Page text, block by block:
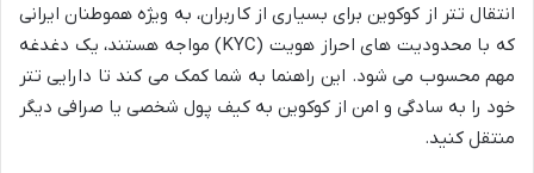
انتقال تتر از کوکوین برای بسیاری از کاربران، به ویژه هموطنان ایرانی
که با محدودیت های احراز هویت (KYC) مواجه هستند، یک دغدغه
مهم محسوب می شود. این راهنما به شما کمک می کند تا دارایی تتر
خود را به سادگی و امن از کوکوین به کیف پول شخصی یا صرافی دیگر
منتقل کنید.